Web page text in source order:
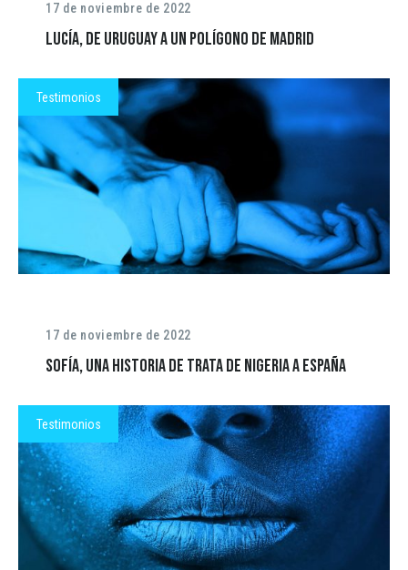
17 de noviembre de 2022
Lucía, de Uruguay a un polígono de Madrid
Testimonios
17 de noviembre de 2022
Sofía, una historia de trata de Nigeria a España
Testimonios